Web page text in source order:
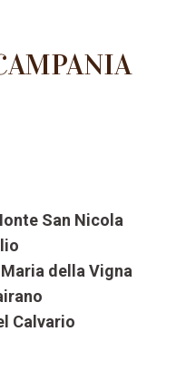
San Nicola
della Vigna
Calvario